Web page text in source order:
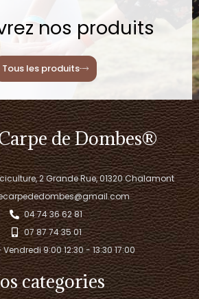
nos produits
Tous les produits
de Dombes®
2 Grande Rue, 01320 Chalamont
04 74 36 62 81
07 87 74 35 01
9:00 12:30 - 13:30 17:00​
categories